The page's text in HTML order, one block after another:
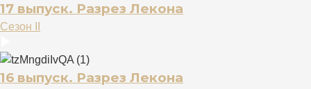
17 выпуск. Разрез Лекона
Сезон II
16 выпуск. Разрез Лекона